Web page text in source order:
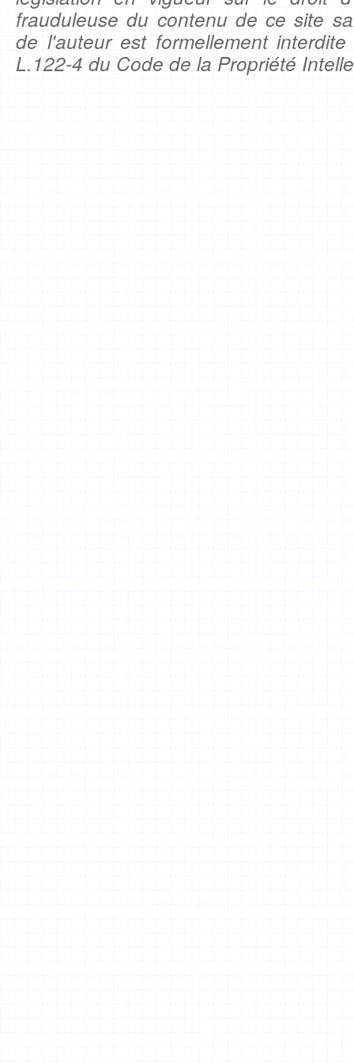
frauduleuse du contenu de ce site
de l'auteur est formellement
L.122-4 du Code de la Propriété